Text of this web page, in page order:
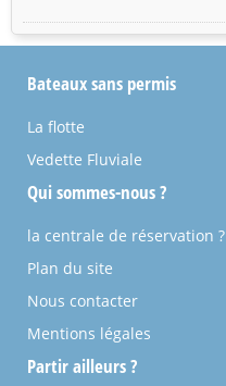
Bateaux sans permis
La flotte
Vedette Fluviale
Qui sommes-nous ?
la centrale de réservation ?
Plan du site
Nous contacter
Mentions légales
Partir ailleurs ?